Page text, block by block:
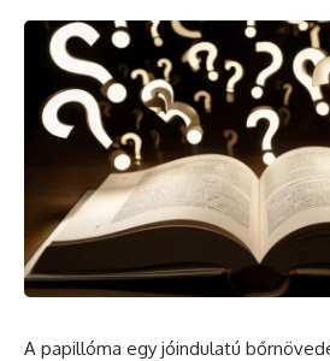
A papillóma egy jóindulatú